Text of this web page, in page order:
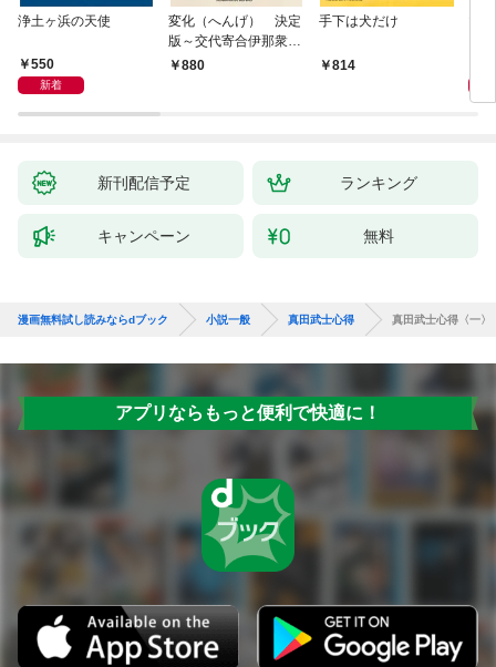
浄土ヶ浜の天使
550
新着
変化（へんげ） 決定
版～交代寄合伊那衆異
聞（1）～
880
手下は犬だけ
814
新刊配信予定 ランキング
キャンペーン 無料
漫画無料試し読みならdブック 小説一般 真田武士心得 真田武士心得〈一
アプリならもっと便利で快適に！